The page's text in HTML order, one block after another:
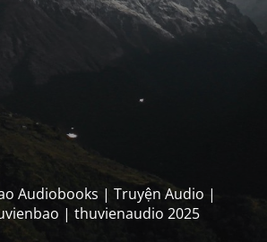
Audiobooks | Truyện Audio |
| thuvienaudio 2025